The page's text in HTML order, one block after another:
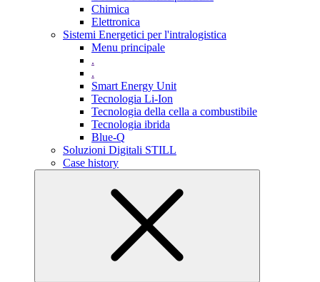
Chimica
Elettronica
Sistemi Energetici per l'intralogistica
Menu principale
.
.
Smart Energy Unit
Tecnologia Li-Ion
Tecnologia della cella a combustibile
Tecnologia ibrida
Blue-Q
Soluzioni Digitali STILL
Case history